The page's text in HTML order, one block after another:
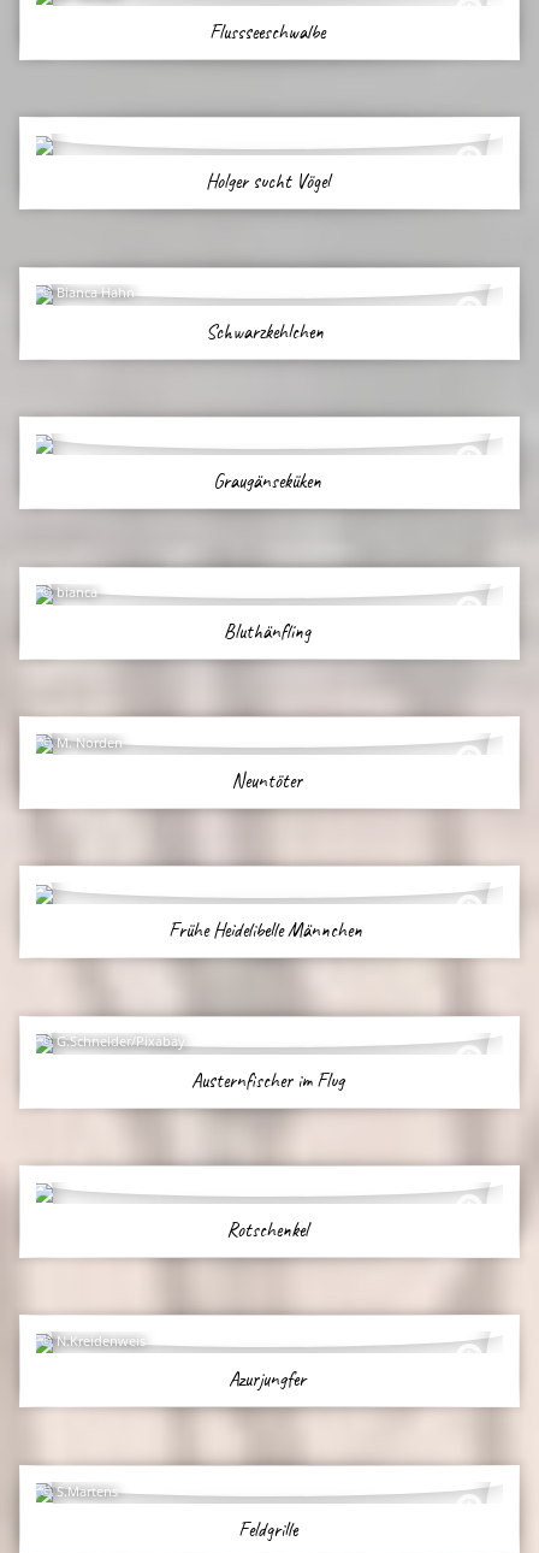
Flussseeschwalbe
Holger sucht Vögel
Bianca Hahn
Schwarzkehlchen
Graugänseküken
bianca
Bluthänfling
M. Norden
Neuntöter
Frühe Heidelibelle Männchen
G.Schneider/Pixabay
Austernfischer im Flug
Rotschenkel
N.Kreidenweis
Azurjungfer
S.Martens
Feldgrille